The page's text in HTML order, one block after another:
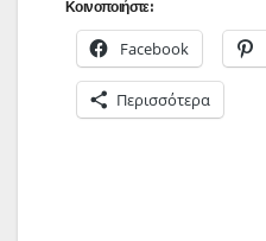
Κοινοποιήστε:
Facebook
Περισσότερα